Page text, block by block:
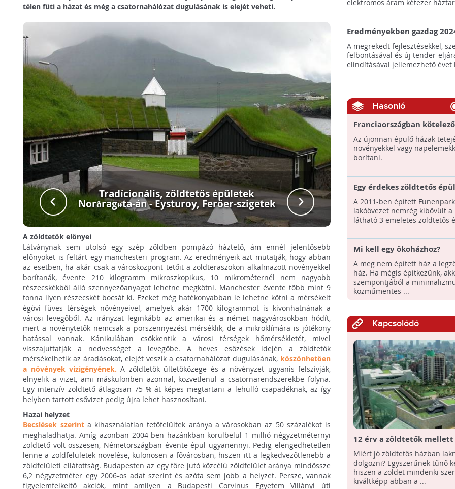
télen fűti a házat és még a csatornahálózat dugulásának is elejét veheti.
Tradícionális, zöldtetős épületek
Norðragøta-án - Eysturoy, Feröer-szigetek
A zöldtetők előnyei
Látványnak sem utolsó egy szép zöldben pompázó háztető, ám ennél jelentősebb
előnyöket is feltárt egy manchesteri program. Az eredményeik azt mutatják, hogy abban
az esetben, ha akár csak a városközpont tetőit a zöldteraszokon alkalmazott növényekkel
borítanák, évente 210 kilogramm mikroszkopikus, 10 mikrométernél nem nagyobb
részecskékből álló szennyezőanyagot lehetne megkötni. Manchester évente több mint 9
tonna ilyen részecskét bocsát ki. Ezeket még hatékonyabban le lehetne kötni a mérsékelt
égövi füves térségek növényeivel, amelyek akár 1700 kilogrammot is kivonhatnának a
városi levegőből. Az irányzat leginkább az amerikai és a német nagyvárosokban hódít,
mert a növénytetők nemcsak a porszennyezést mérséklik, de a mikroklímára is jótékony
hatással vannak. Kánikulában csökkentik a városi térségek hőmérsékletét, mivel
visszajuttatják a nedvességet a levegőbe. A heves esőzések idején a zöldtetők
mérsékelhetik az áradásokat, elejét veszik a csatornahálózat dugulásának, köszönhetően
a növények vízigényének. A zöldtetők ültetőközege és a növényzet ugyanis felszívják,
elnyelik a vizet, ami máskülönben azonnal, közvetlenül a csatornarendszerekbe folyna.
Egy intenzív zöldtető átlagosan 75 %-át képes megtartani a lehulló csapadéknak, az így
helyben tartott esővizet pedig újra lehet hasznosítani.
Hazai helyzet
Becslések szerinta kihasználatlan tetőfelültek aránya a városokban az 50 százalékot is
meghaladhatja. Amíg azonban 2004-ben hazánkban körülbelül 1 millió négyzetméternyi
zöldtető volt összesen, Németországban évente épül ugyanennyi. Pedig elengedhetetlen
lenne a zöldfelületek növelése, különösen a fővárosban, hiszen itt a legkedvezőtlenebb a
zöldfelületi ellátottság. Budapesten az egy főre jutó közcélú zöldfelület aránya mindössze
6,2 négyzetméter egy 2006-os adat szerint és azóta sem jobb a helyzet. Persze, vannak
figyelemfelkeltő akciók, mint amilyen a Budapesti Corvinus Egyetem Villányi úti
elektromos áram kétezer
Eredményekben gazdag
az amerikai tengeri
A megrekedt fejlesztésekkel,
felbontásával és új tender-
elindításával jellemezhető évet
Hasonló
Franciaországban
zöldtető
Az újonnan épülő házak
növényekkel vagy
borítani.
Egy érdekes zöldtetős
A 2011-ben épített Funenpark
lakóövezet nemrég kibővült a
látható 3 emeletes zöldtetős
Mi kell egy ökoházhoz?
A meg nem épített ház a
ház. Ha mégis építkezünk,
szempontjából a
közműmentes ...
Kapcsolódó
12 érv a zöldtetők mellett
Miért jó zöldtetős házban
dolgozni? Egyszerűnek tűnő
hiszen a zöldet mindenki
kiváltképp abban a ...